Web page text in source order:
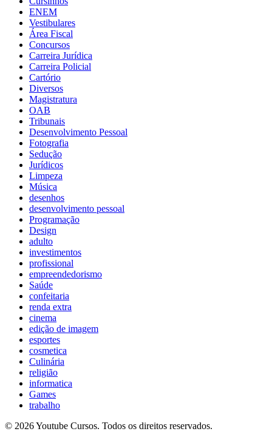
ENEM
Vestibulares
Área Fiscal
Concursos
Carreira Jurídica
Carreira Policial
Cartório
Diversos
Magistratura
OAB
Tribunais
Desenvolvimento Pessoal
Fotografia
Sedução
Jurídicos
Limpeza
Música
desenhos
desenvolvimento pessoal
Programação
Design
adulto
investimentos
profissional
empreendedorismo
Saúde
confeitaria
renda extra
cinema
edição de imagem
esportes
cosmetica
Culinária
religião
informatica
Games
trabalho
© 2026 Youtube Cursos. Todos os direitos reservados.